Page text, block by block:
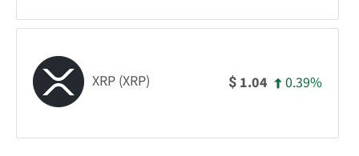
XRP (XRP) $ 1.04 0.39%